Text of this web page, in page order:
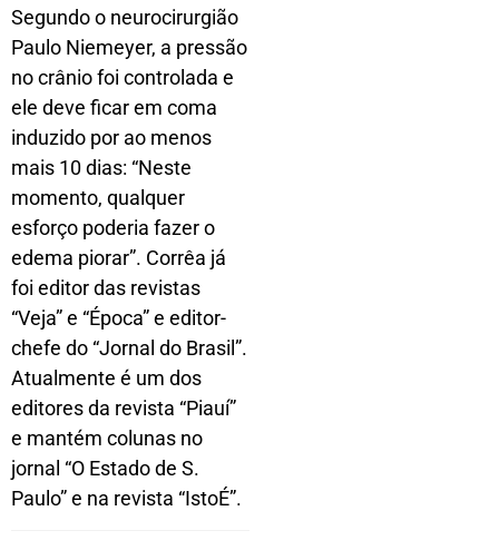
Segundo o neurocirurgião
Paulo Niemeyer, a pressão
no crânio foi controlada e
ele deve ficar em coma
induzido por ao menos
mais 10 dias: “Neste
momento, qualquer
esforço poderia fazer o
edema piorar”. Corrêa já
foi editor das revistas
“Veja” e “Época” e editor-
chefe do “Jornal do Brasil”.
Atualmente é um dos
editores da revista “Piauí”
e mantém colunas no
jornal “O Estado de S.
Paulo” e na revista “IstoÉ”.